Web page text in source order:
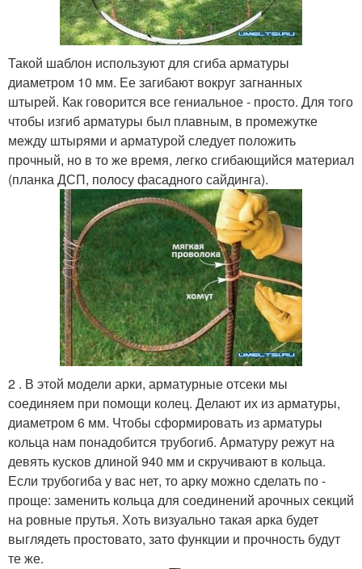
Такой шаблон используют для сгиба арматуры
диаметром 10 мм. Ее загибают вокруг загнанных
штырей. Как говорится все гениальное - просто. Для того
чтобы изгиб арматуры был плавным, в промежутке
между штырями и арматурой следует положить
прочный, но в то же время, легко сгибающийся материал
(планка ДСП, полосу фасадного сайдинга).
2 . В этой модели арки, арматурные отсеки мы
соединяем при помощи колец. Делают их из арматуры,
диаметром 6 мм. Чтобы сформировать из арматуры
кольца нам понадобится трубогиб. Арматуру режут на
девять кусков длиной 940 мм и скручивают в кольца.
Если трубогиба у вас нет, то арку можно сделать по -
проще: заменить кольца для соединений арочных секций
на ровные прутья. Хоть визуально такая арка будет
выглядеть простовато, зато функции и прочность будут
те же.